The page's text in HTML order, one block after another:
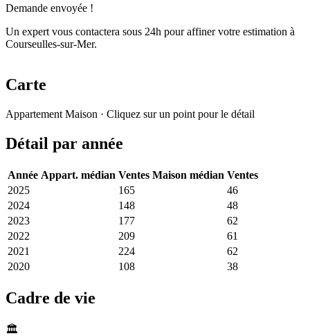
Demande envoyée !
Un expert vous contactera sous 24h pour affiner votre estimation à
Courseulles-sur-Mer.
Carte
−
Appartement Maison · Cliquez sur un point pour le détail
Détail par année
Année Appart. médian Ventes Maison médian Ventes
2025
165
46
2024
148
48
2023
177
62
2022
209
61
2021
224
62
2020
108 38
Cadre de vie
🏛️